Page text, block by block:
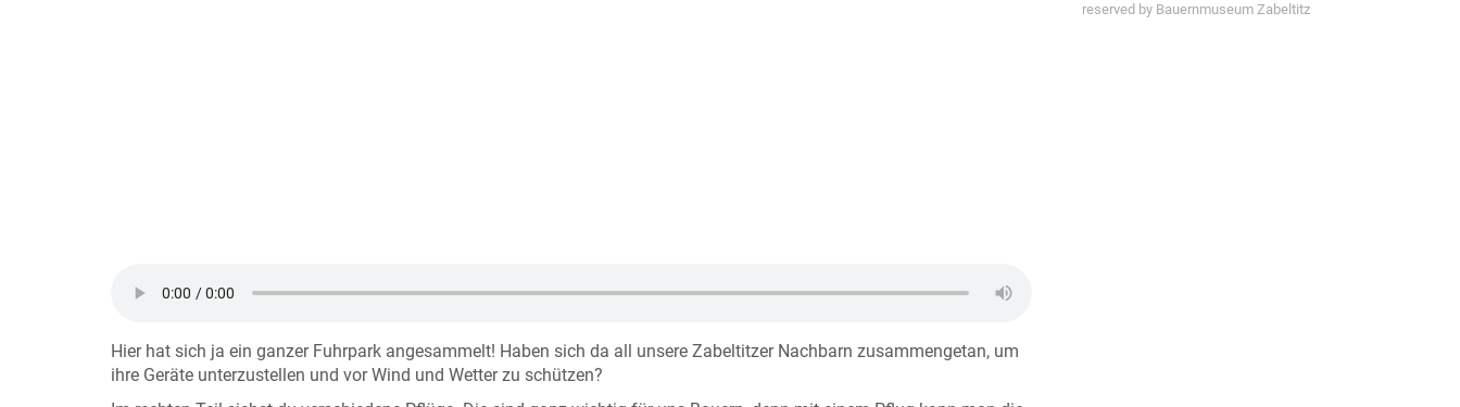
Hier hat sich ja ein ganzer Fuhrpark angesammelt! Haben sich da all unsere Zabeltitzer Nachbarn zusammengetan, um
ihre Geräte unterzustellen und vor Wind und Wetter zu schützen?
reserved by Bauernmuseum Zabeltitz